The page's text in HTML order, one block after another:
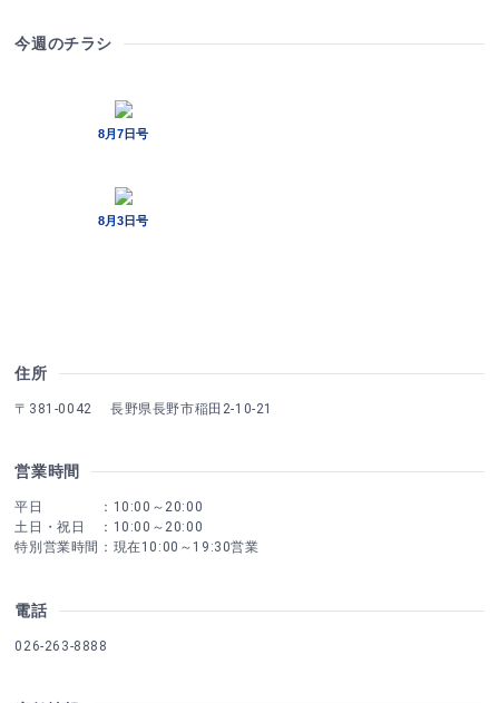
今週のチラシ
住所
〒381-0042 長野県長野市稲田2-10-21
営業時間
平日 ：10:00～20:00
土日・祝日 ：10:00～20:00
特別営業時間：現在10:00～19:30営業
電話
026-263-8888